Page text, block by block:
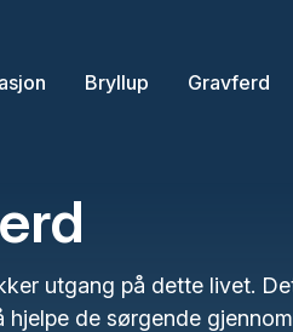
Bryllup Gravferd
utgang på dette livet.
hjelpe de sørgende